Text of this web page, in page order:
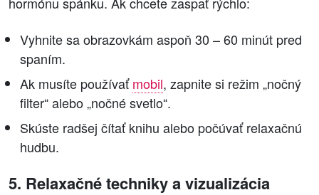
Vyhnite sa obrazovkám aspoň 30 – 60 minút pred
spaním.
Ak musíte používaťmobil, zapnite si režim „nočný
filter“ alebo „nočné svetlo“.
Skúste radšej čítať knihu alebo počúvať relaxačnú
hudbu.
5. Relaxačné techniky a vizualizácia